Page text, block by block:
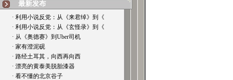
最新发布
· 利用小说反党：从《来君绰》到《
· 利用小说反党：从《玄怪录》到《
· 从《奥德赛》到Uber司机
· 家有澄泥砚
· 路经土耳其，向西再向西
· 漂亮的黄泰美脱胎漆器
· 看不懂的北京谷子